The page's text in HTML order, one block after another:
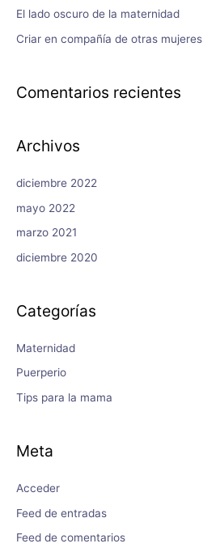
El lado oscuro de la maternidad
Criar en compañía de otras mujeres
Comentarios recientes
Archivos
diciembre 2022
mayo 2022
marzo 2021
diciembre 2020
Categorías
Maternidad
Puerperio
Tips para la mama
Meta
Acceder
Feed de entradas
Feed de comentarios